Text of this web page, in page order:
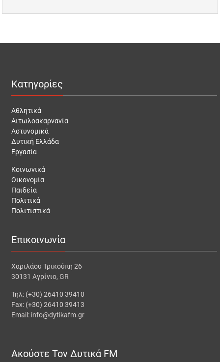
Κατηγορίες
Αθλητικά
Αιτωλοακαρνανία
Αστυνομικά
Δυτική Ελλάδα
Εργασία
Κοινωνικά
Οικονομία
Παιδεία
Πολιτικά
Πολιτιστικά
Επικοινωνία
Χαριλάου Τρικούπη 26
30131 Αγρίνιο, GR
Τηλ: (+30) 26410 39410
Fax: (+30) 26410 39413
Email: info@dytikafm.gr
Ακούστε Τον Δυτικά FM